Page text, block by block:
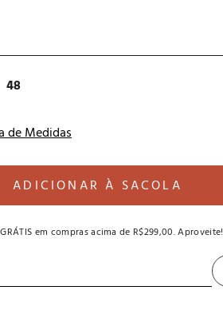
48
de Medidas
ADICIONAR À SACOLA
em compras acima de R$299,00. Aproveite!